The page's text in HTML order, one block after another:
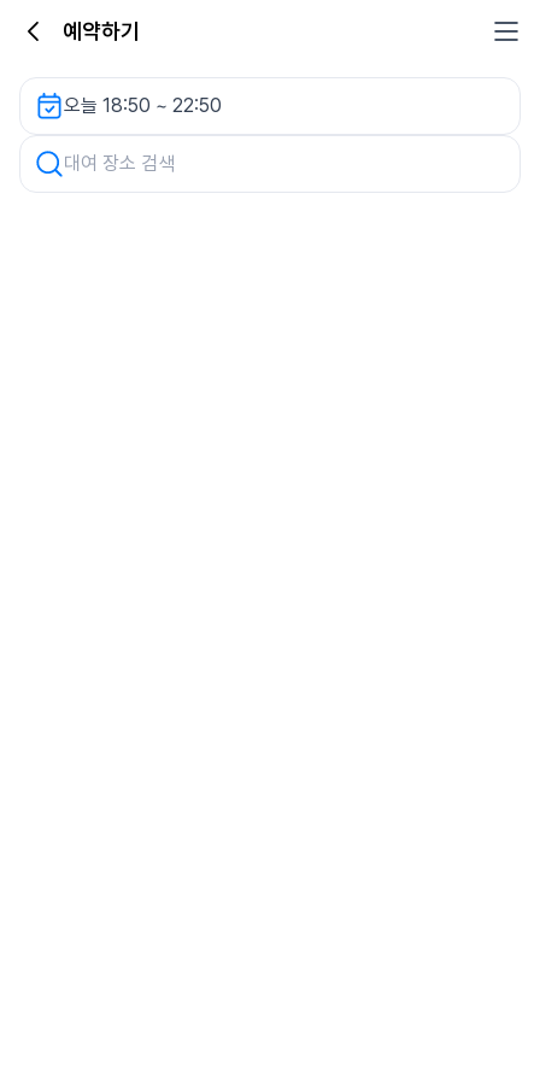
예약하기
오늘 18:50 ~ 22:50
차량 검색